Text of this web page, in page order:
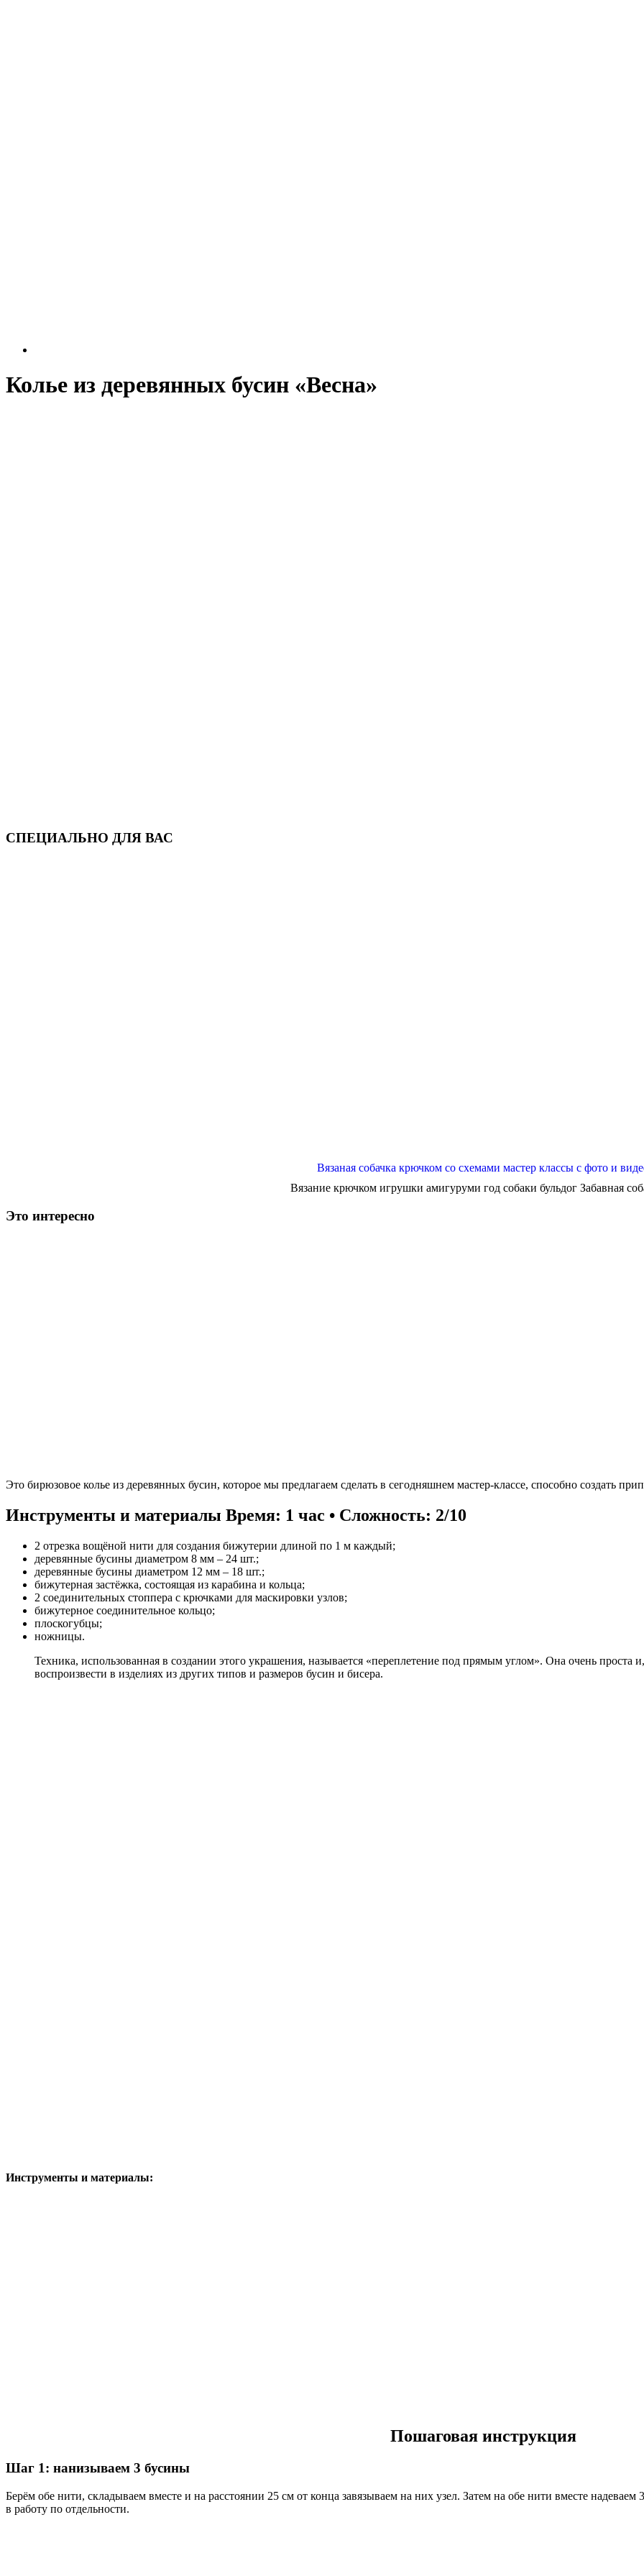
Колье из деревянных бусин «Весна»
СПЕЦИАЛЬНО ДЛЯ ВАС
Вязаная собачка крючком со схемами мастер классы с фото и
Вязание крючком игрушки амигуруми год собаки бульдог Забавная
Это интересно
Это бирюзовое колье из деревянных бусин, которое мы предлагаем сделать в сегодняшнем мастер-классе, способно создать
Инструменты и материалы Время: 1 час • Сложность: 2/10
2 отрезка вощёной нити для создания бижутерии длиной по 1 м каждый;
деревянные бусины диаметром 8 мм – 24 шт.;
деревянные бусины диаметром 12 мм – 18 шт.;
бижутерная застёжка, состоящая из карабина и кольца;
2 соединительных стоппера с крючками для маскировки узлов;
бижутерное соединительное кольцо;
плоскогубцы;
ножницы.
Техника, использованная в создании этого украшения, называется «переплетение под прямым углом». Она очень проста
воспроизвести в изделиях из других типов и размеров бусин и бисера.
Инструменты и материалы:
Пошаговая инструкция
Шаг 1: нанизываем 3 бусины
Берём обе нити, складываем вместе и на расстоянии 25 см от конца завязываем на них узел. Затем на обе нити вместе
в работу по отдельности.